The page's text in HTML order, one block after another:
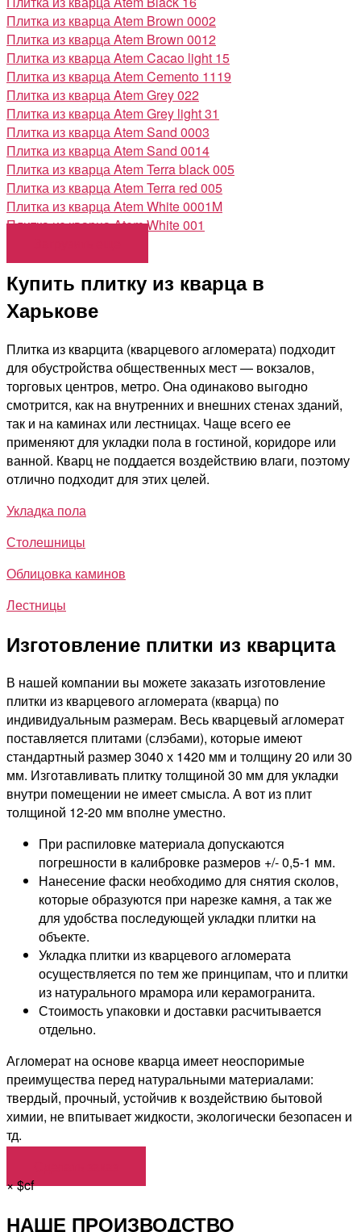
Плитка из кварца Atem Brown 0002
Плитка из кварца Atem Brown 0012
Плитка из кварца Atem Cacao light 15
Плитка из кварца Atem Cemento 1119
Плитка из кварца Atem Grey 022
Плитка из кварца Atem Grey light 31
Плитка из кварца Atem Sand 0003
Плитка из кварца Atem Sand 0014
Плитка из кварца Atem Terra black 005
Плитка из кварца Atem Terra red 005
Плитка из кварца Atem White 0001M
Плитка из кварца Atem White 001
Купить плитку из кварца в
Харькове
Плитка из кварцита (кварцевого агломерата) подходит
для обустройства общественных мест — вокзалов,
торговых центров, метро. Она одинаково выгодно
смотрится, как на внутренних и внешних стенах зданий,
так и на каминах или лестницах. Чаще всего ее
применяют для укладки пола в гостиной, коридоре или
ванной. Кварц не поддается воздействию влаги, поэтому
отлично подходит для этих целей.
Укладка пола
Столешницы
Облицовка каминов
Лестницы
Изготовление плитки из кварцита
В нашей компании вы можете заказать изготовление
плитки из кварцевого агломерата (кварца) по
индивидуальным размерам. Весь кварцевый агломерат
поставляется плитами (слэбами), которые имеют
стандартный размер 3040 х 1420 мм и толщину 20 или 30
мм. Изготавливать плитку толщиной 30 мм для укладки
внутри помещении не имеет смысла. А вот из плит
толщиной 12-20 мм вполне уместно.
При распиловке материала допускаются
погрешности в калибровке размеров +/- 0,5-1 мм.
Нанесение фаски необходимо для снятия сколов,
которые образуются при нарезке камня, а так же
для удобства последующей укладки плитки на
объекте.
Укладка плитки из кварцевого агломерата
осуществляется по тем же принципам, что и плитки
из натурального мрамора или керамогранита.
Стоимость упаковки и доставки расчитывается
отдельно.
Агломерат на основе кварца имеет неоспоримые
преимущества перед натуральными материалами:
твердый, прочный, устойчив к воздействию бытовой
химии, не впитывает жидкости, экологически безопасен и
тд.
×$cf
НАШЕ ПРОИЗВОДСТВО